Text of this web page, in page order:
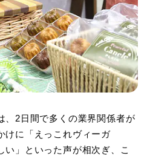
、2日間で多くの業界関係者が
けに「えっこれヴィーガ
い」といった声が相次ぎ、こ